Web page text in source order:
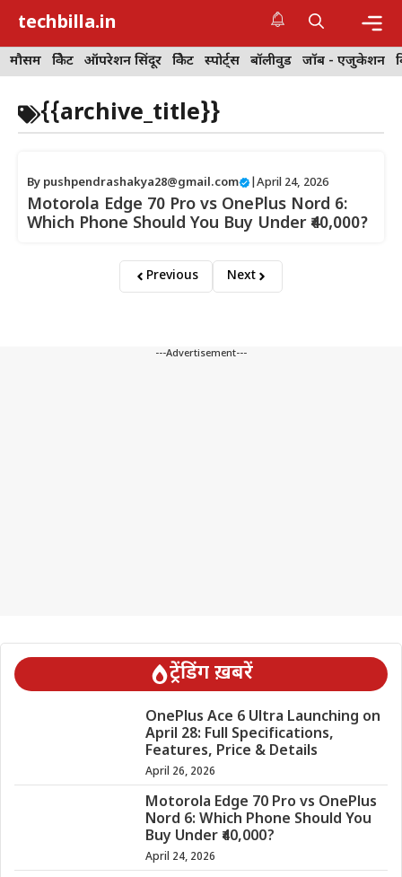
content
techbilla.in
मौसम क्रिकेट ऑपरेशन सिंदूर क्रिकेट स्पोर्ट्स बॉलीवुड जॉब - एजुकेशन
{{archive_title}}
By pushpendrashakya28@gmail.com April 24, 2026
Motorola Edge 70 Pro vs OnePlus Nord 6:
Which Phone Should You Buy Under ₹40,000?
Previous Next
---Advertisement---
ट्रेंडिंग ख़बरें
OnePlus Ace 6 Ultra Launching on
April 28: Full Specifications,
Features, Price & Details
April 26, 2026
Motorola Edge 70 Pro vs OnePlus
Nord 6: Which Phone Should You
Buy Under ₹40,000?
April 24, 2026